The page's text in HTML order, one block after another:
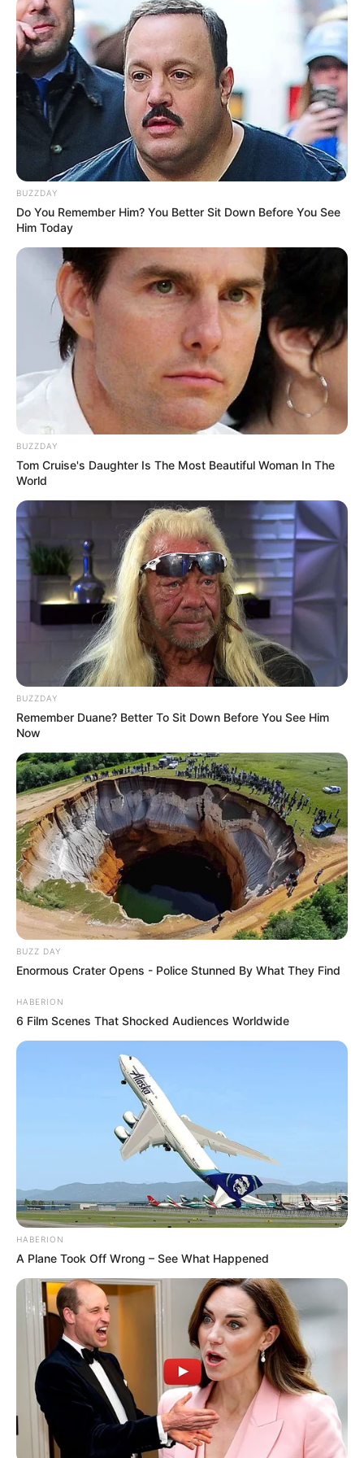
elég jól lehet nyomokat rögzíteni. A bűnügyi
technikusok olyan vegyszereket, porokat
használnak, amelyekkel a látens nyomok is
kimutathatóak, és vannak olyan speciális lámpák,
amelyekhez még vegyszer sem kell. A biológiai
anyagmaradványokból DNS nyomok nyerhetők ki,
de akár a szagminták rögzítése is sok segítséget
adhat.
BUZZDAY
Do You Remember Him? You Better Sit Down Before You See
Him Today
BUZZDAY
Tom Cruise's Daughter Is The Most Beautiful Woman In The
World
BUZZDAY
Remember Duane? Better To Sit Down Before You See Him
Now
BUZZ DAY
Enormous Crater Opens - Police Stunned By What They Find
HABERION
6 Film Scenes That Shocked Audiences Worldwide
HABERION
A Plane Took Off Wrong – See What Happened